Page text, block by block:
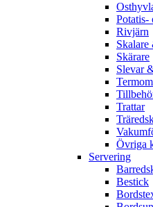
Potatis-
Rivjärn
Skalare
Skärare
Slevar
Trattar
Övriga
Servering
Bestick